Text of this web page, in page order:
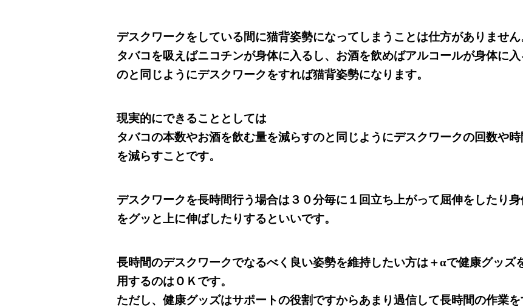
デスクワークをしている間に猫背姿勢になってしまうことは仕方がありません
タバコを吸えばニコチンが身体に入るし、お酒を飲めばアルコールが身体に入
のと同じようにデスクワークをすれば猫背姿勢になります。
現実的にできることとしては
タバコの本数やお酒を飲む量を減らすのと同じようにデスクワークの回数や時
を減らすことです。
デスクワークを長時間行う場合は３０分毎に１回立ち上がって屈伸をしたり身
をグッと上に伸ばしたりするといいです。
長時間のデスクワークでなるべく良い姿勢を維持したい方は＋αで健康グッズ
用するのはＯＫです。
ただし、健康グッズはサポートの役割ですからあまり過信して長時間の作業を